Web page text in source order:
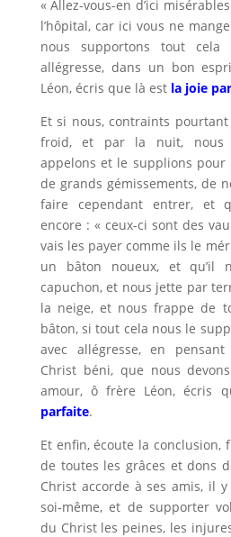
« Allez-vous-en d’ici
l’hôpital, car ici vous ne
nous supportons tout cela
allégresse, dans un bon
Léon, écris que là est la joie
Et si nous, contraints
froid, et par la nuit, nous
appelons et le supplions pour
de grands gémissements, de
faire cependant entrer, et
encore : « ceux-ci sont des
vais les payer comme ils le
un bâton noueux, et qu’il
capuchon, et nous jette par
la neige, et nous frappe de
bâton, si tout cela nous le
avec allégresse, en
Christ béni, que nous
amour, ô frère Léon, écris
parfaite.
Et enfin, écoute la conclusion,
de toutes les grâces et dons
Christ accorde à ses amis, il
soi-même, et de supporter
du Christ les peines, les